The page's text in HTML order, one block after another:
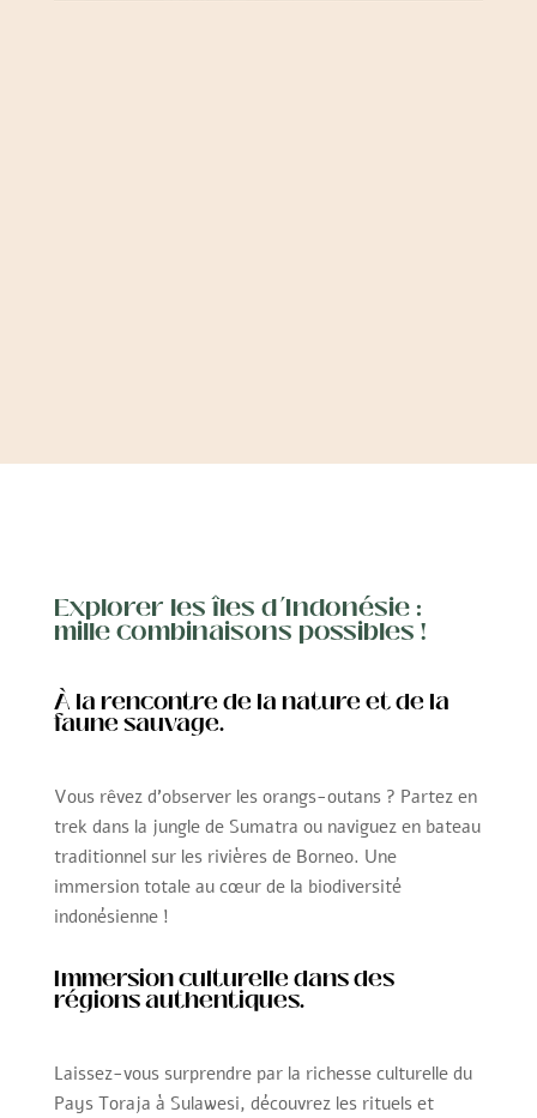
Explorer les îles d’Indonésie :
mille combinaisons possibles !
À la rencontre de la nature et de la
faune sauvage.
Vous rêvez d’observer les orangs-outans ? Partez en
trek dans la jungle de Sumatra ou naviguez en bateau
traditionnel sur les rivières de Borneo. Une
immersion totale au cœur de la biodiversité
indonésienne !
Immersion culturelle dans des
régions authentiques.
Laissez-vous surprendre par la richesse culturelle du
Pays Toraja à Sulawesi, découvrez les rituels et